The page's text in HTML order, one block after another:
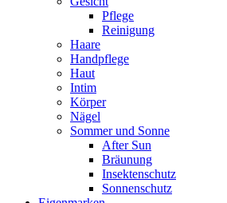
Pflege
Reinigung
Haare
Handpflege
Haut
Intim
Körper
Nägel
Sommer und Sonne
After Sun
Bräunung
Insektenschutz
Sonnenschutz